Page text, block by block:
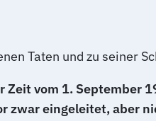
Taten und zu seiner
vom 1. September
zwar eingeleitet, aber